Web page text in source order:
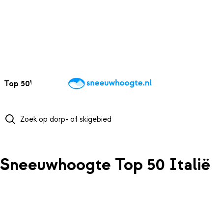
Top 50Webcams WintersportweerKaarten
Sneeuwhoogte Top 50 Italië